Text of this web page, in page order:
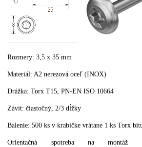
Rozmery: 3,5 x 35 mm
Materiál: A2 nerezová oceľ (INOX)
Drážka: Torx T15, PN-EN ISO 10664
Závit: čiastočný, 2/3 dĺžky
Balenie:500 ks v krabičke vrátane 1 ks Torx
Orientačná spotreba na montáž